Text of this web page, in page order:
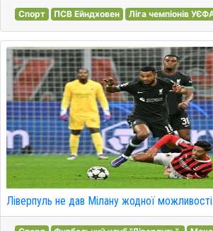
Спорт ПСВ Ейндховен Ліга чемпіонів
Ліверпуль не дав Мілану жодної можливості.